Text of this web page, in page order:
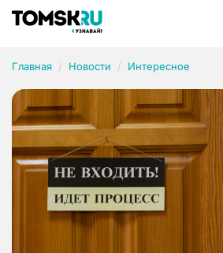
Главная Новости Интересное